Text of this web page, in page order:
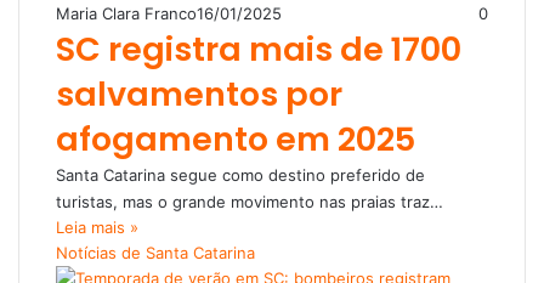
Maria Clara Franco16/01/2025 0
SC registra mais de 1700
salvamentos por
afogamento em 2025
Santa Catarina segue como destino preferido de
turistas, mas o grande movimento nas praias traz…
Leia mais »
Notícias de Santa Catarina